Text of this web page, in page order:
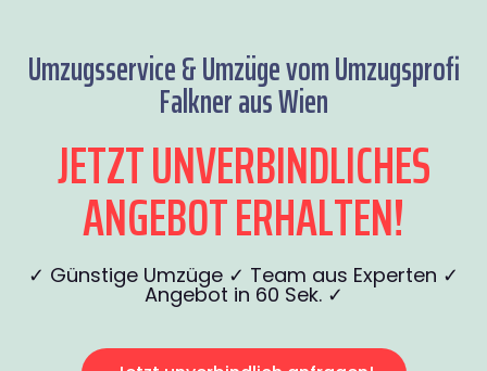
Umzugsservice & Umzüge vom Umzugsprofi
Falkner aus Wien
JETZT UNVERBINDLICHES
ANGEBOT ERHALTEN!
✓ Günstige Umzüge ✓ Team aus Experten ✓
Angebot in 60 Sek. ✓